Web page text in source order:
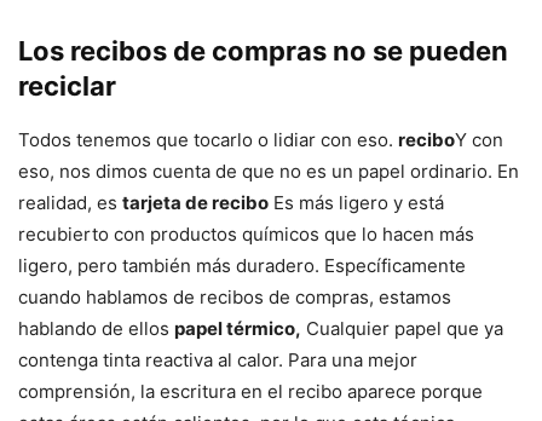
Los recibos de compras no se pueden
reciclar
Todos tenemos que tocarlo o lidiar con eso. reciboY con
eso, nos dimos cuenta de que no es un papel ordinario. En
realidad, es tarjeta de recibo Es más ligero y está
recubierto con productos químicos que lo hacen más
ligero, pero también más duradero. Específicamente
cuando hablamos de recibos de compras, estamos
hablando de ellos papel térmico, Cualquier papel que ya
contenga tinta reactiva al calor. Para una mejor
comprensión, la escritura en el recibo aparece porque